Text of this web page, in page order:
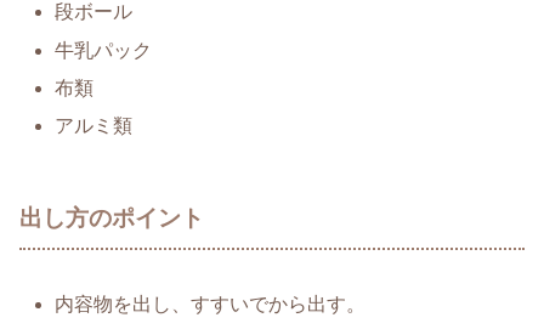
段ボール
牛乳パック
布類
アルミ類
出し方のポイント
内容物を出し、すすいでから出す。